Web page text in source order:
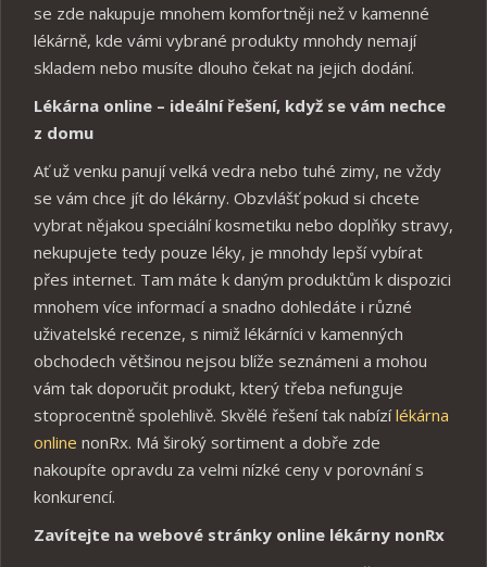
se zde nakupuje mnohem komfortněji než v kamenné
lékárně, kde vámi vybrané produkty mnohdy nemají
skladem nebo musíte dlouho čekat na jejich dodání.
Lékárna online – ideální řešení, když se vám nechce
z domu
Ať už venku panují velká vedra nebo tuhé zimy, ne vždy
se vám chce jít do lékárny. Obzvlášť pokud si chcete
vybrat nějakou speciální kosmetiku nebo doplňky stravy,
nekupujete tedy pouze léky, je mnohdy lepší vybírat
přes internet. Tam máte k daným produktům k dispozici
mnohem více informací a snadno dohledáte i různé
uživatelské recenze, s nimiž lékárníci v kamenných
obchodech většinou nejsou blíže seznámeni a mohou
vám tak doporučit produkt, který třeba nefunguje
stoprocentně spolehlivě. Skvělé řešení tak nabízílékárna
online nonRx. Má široký sortiment a dobře zde
nakoupíte opravdu za velmi nízké ceny v porovnání s
konkurencí.
Zavítejte na webové stránky online lékárny nonRx